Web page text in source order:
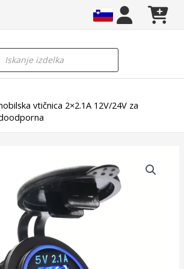
vtičnica 2×2.1A 12V/24V za